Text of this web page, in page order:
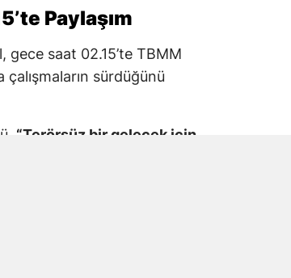
Paylaşım
saat 02.15’te TBMM
çalışmaların sürdüğünü
“Terörsüz bir gelecek için